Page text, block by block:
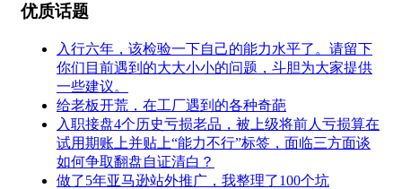
优质话题
入行六年，该检验一下自己的能力水平了。请留下
你们目前遇到的大大小小的问题，斗胆为大家提供
一些建议。
给老板开荒，在工厂遇到的各种奇葩
入职接盘4个历史亏损老品，被上级将前人亏损算在
试用期账上并贴上“能力不行”标签，面临三方面谈
如何争取翻盘自证清白？
做了5年亚马逊站外推广，我整理了100个坑